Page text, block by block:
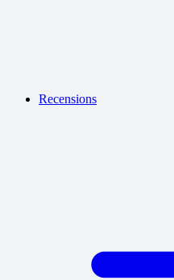
Recensions